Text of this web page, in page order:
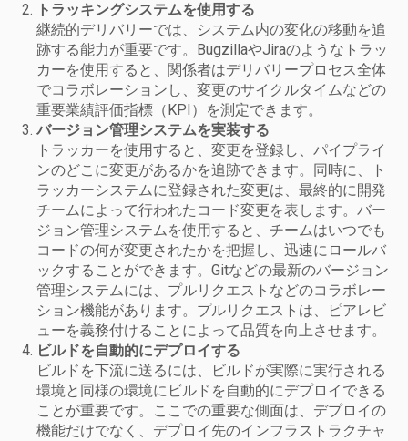
トラッキングシステムを使用する
継続的デリバリーでは、システム内の変化の移動を追
跡する能力が重要です。 BugzillaやJiraのようなトラッ
カーを使用すると、関係者はデリバリープロセス全体
でコラボレーションし、変更のサイクルタイムなどの
重要業績評価指標（KPI）を測定できます。
バージョン管理システムを実装する
トラッカーを使用すると、変更を登録し、パイプライ
ンのどこに変更があるかを追跡できます。同時に、ト
ラッカーシステムに登録された変更は、最終的に開発
チームによって行われたコード変更を表します。 バー
ジョン管理システムを使用すると、チームはいつでも
コードの何が変更されたかを把握し、迅速にロールバ
ックすることができます。 Gitなどの最新のバージョン
管理システムには、プルリクエストなどのコラボレー
ション機能があります。プルリクエストは、ピアレビ
ューを義務付けることによって品質を向上させます。
ビルドを自動的にデプロイする
ビルドを下流に送るには、ビルドが実際に実行される
環境と同様の環境にビルドを自動的にデプロイできる
ことが重要です。
ここでの重要な側面は、デプロイの
機能だけでなく、デプロイ先のインフラストラクチャ